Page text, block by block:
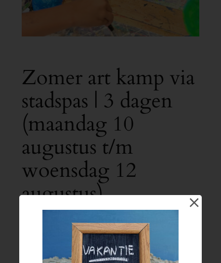
Zomer art kamp via
stadspas | 3 dagen
(maandag 10
augustus t/m
woensdag 12
augustus)
Maandag 10 augustus t/m woensdag 12